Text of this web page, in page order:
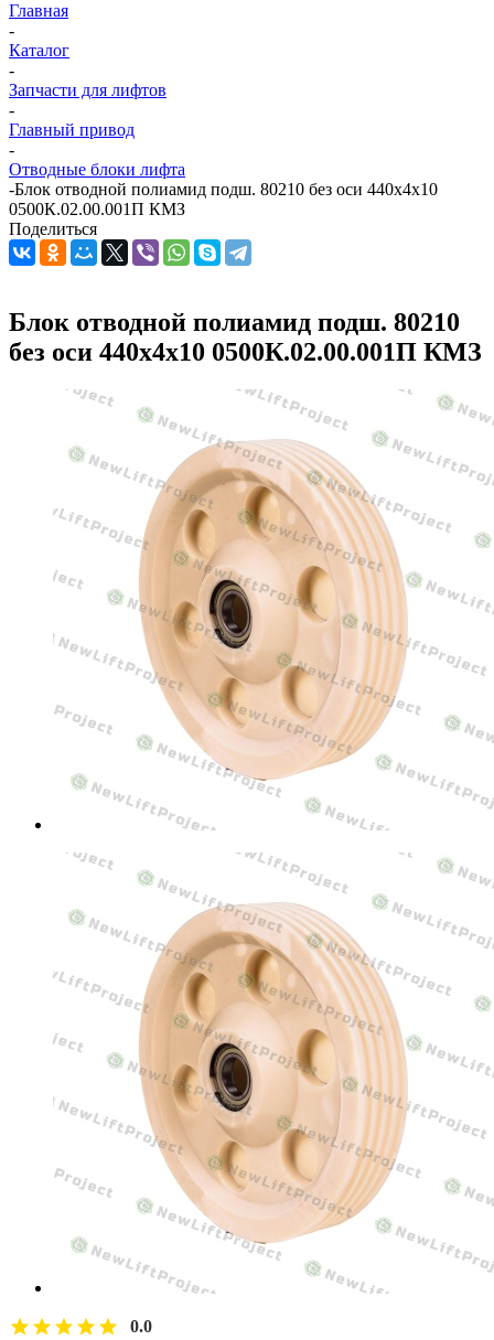
Главная
-
Каталог
-
Запчасти для лифтов
-
Главный привод
-
Отводные блоки лифта
-Блок отводной полиамид подш. 80210 без оси 440х4х10
0500К.02.00.001П КМЗ
Поделиться
Блок отводной полиамид подш. 80210
без оси 440х4х10 0500К.02.00.001П КМЗ
0.0